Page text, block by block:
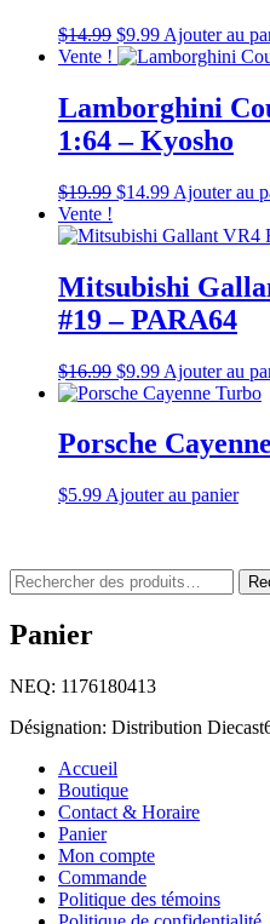
$14.99 Le
prix
était
:
$14.99.
$9.99Le
prix
est
:
$9.99.
Ajouter au
Vente !
Lamborghini
1:64 – Kyosho
$19.99 Le
d'origine
$19.99.
$14.99Le
actuel
:
$14.99.
Ajouter au
Vente !
Mitsubishi
#19 – PARA64
$16.99 Le
prix
était
:
$9.99Le
prix
est
:
Ajouter au
Porsche
$5.99 Ajouter au panier
Rechercher
:
Panier
NEQ: 1176180413
Désignation: Distribution
Accueil
Boutique
Contact & Horaire
Panier
Mon compte
Commande
Politique des témoins